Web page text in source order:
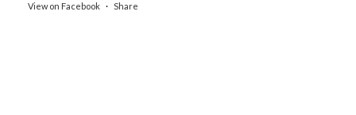
View on Facebook · Share